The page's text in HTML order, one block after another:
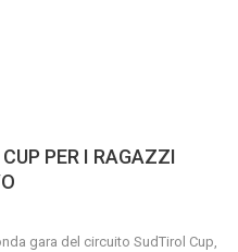
PER I RAGAZZI
gara del circuito SudTirol Cup,